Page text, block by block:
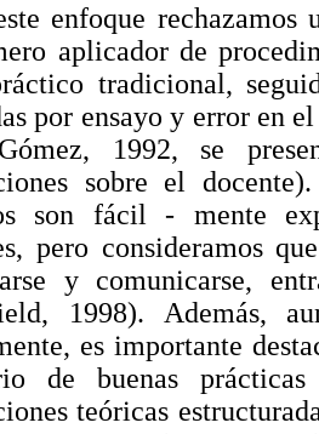
enfoque
aplicador de
tradicional,
por ensayo y error en
1992, se
sobre el
son fácil - mente
pero consideramos
y comunicarse,
1998). Además,
es importante
de buenas
teóricas